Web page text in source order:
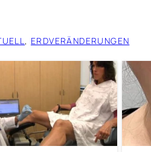
, ERDVERÄNDERUNGEN